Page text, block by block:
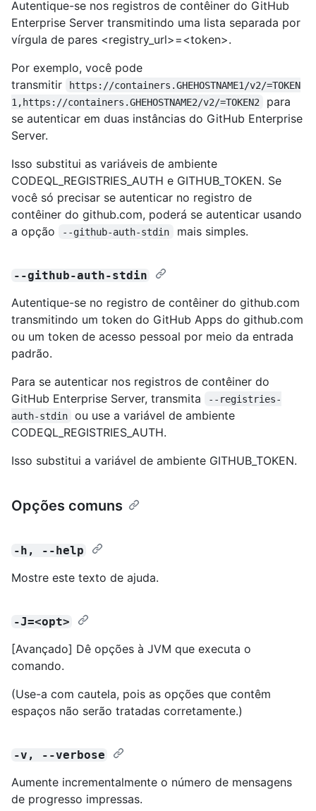
Autentique-se nos registros de contêiner do GitHub
Enterprise Server transmitindo uma lista separada por
vírgula de pares <registry_url>=<token>.
Por exemplo, você pode
transmitir
https://containers.GHEHOSTNAME1/v2/=TOKEN
1,https://containers.GHEHOSTNAME2/v2/=TOKEN2
para
se autenticar em duas instâncias do GitHub Enterprise
Server.
Isso substitui as variáveis de ambiente
CODEQL_REGISTRIES_AUTH e GITHUB_TOKEN. Se
você só precisar se autenticar no registro de
contêiner do github.com, poderá se autenticar usando
a opção
--github-auth-stdin mais simples.
--github-auth-stdin
Autentique-se no registro de contêiner do github.com
transmitindo um token do GitHub Apps do github.com
ou um token de acesso pessoal por meio da entrada
padrão.
Para se autenticar nos registros de contêiner do
GitHub Enterprise Server, transmita
--registries-
auth-stdin
ou use a variável de ambiente
CODEQL_REGISTRIES_AUTH.
Isso substitui a variável de ambiente GITHUB_TOKEN.
Opções comuns
-h, --help
Mostre este texto de ajuda.
-J=<opt>
[Avançado] Dê opções à JVM que executa o
comando.
(Use-a com cautela, pois as opções que contêm
espaços não serão tratadas corretamente.)
-v, --verbose
Aumente incrementalmente o número de mensagens
de progresso impressas.